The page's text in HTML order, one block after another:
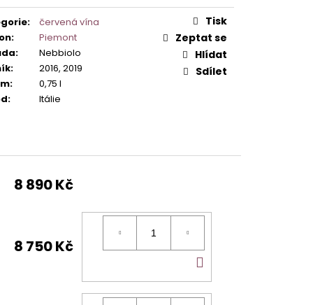
:
červená vína
:
Piemont
:
Nebbiolo
:
2016, 2019
:
0,75 l
: Itálie
Tisk
Zeptat se
Hlídat
Sdílet
8 890 Kč
8 750 Kč
KOŠÍKU